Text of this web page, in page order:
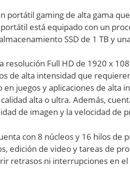
portátil gaming de alta gama
está equipado con un
SSD de 1 TB y
resolución Full HD de 1920 x
de alta intensidad que
juegos y aplicaciones de alta
alta o ultra. Además,
de imagen y la velocidad de
con 8 núcleos y 16 hilos
edición de video y tareas de
retrasos ni interrupciones en